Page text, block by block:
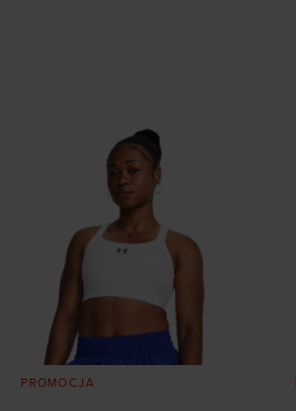
PROMOCJA